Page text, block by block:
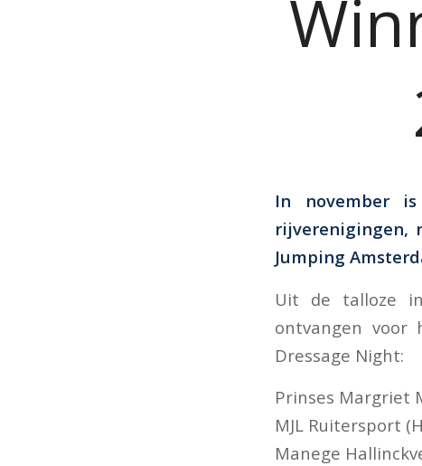
In november is
rijverenigingen,
Jumping
Uit de talloze
ontvangen voor
Dressage Night:
Prinses Margriet
MJL Ruitersport
Manege